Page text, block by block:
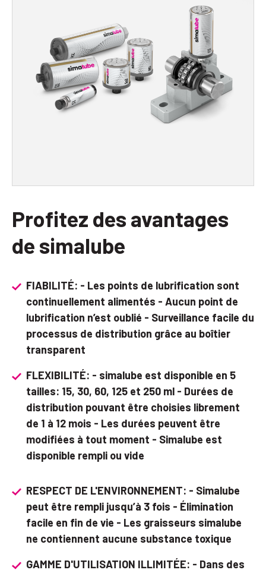
Profitez des avantages
de simalube
FIABILITÉ: - Les points de lubrification sont
continuellement alimentés - Aucun point de
lubrification n’est oublié - Surveillance facile du
processus de distribution grâce au boîtier
transparent
FLEXIBILITÉ: - simalube est disponible en 5
tailles: 15, 30, 60, 125 et 250 ml - Durées de
distribution pouvant être choisies librement
de 1 à 12 mois - Les durées peuvent être
modifiées à tout moment - Simalube est
disponible rempli ou vide
RESPECT DE L'ENVIRONNEMENT: - Simalube
peut être rempli jusqu’à 3 fois - Élimination
facile en fin de vie - Les graisseurs simalube
ne contiennent aucune substance toxique
GAMME D'UTILISATION ILLIMITÉE: - Dans des